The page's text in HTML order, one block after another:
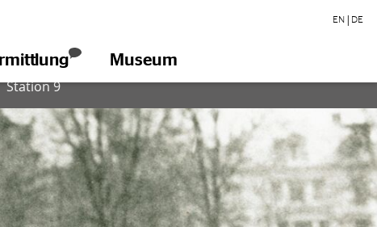
EN | DE
Museum
öffnen
TicketsBarrierefreiheitBlogPresseEngagement
Station 9